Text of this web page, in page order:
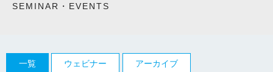
SEMINAR・EVENTS
一覧 ウェビナー アーカイブ